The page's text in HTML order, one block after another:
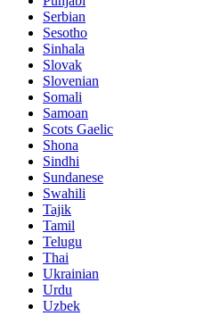
Serbian
Sesotho
Sinhala
Slovak
Slovenian
Somali
Samoan
Scots Gaelic
Shona
Sindhi
Sundanese
Swahili
Tajik
Tamil
Telugu
Thai
Ukrainian
Urdu
Uzbek